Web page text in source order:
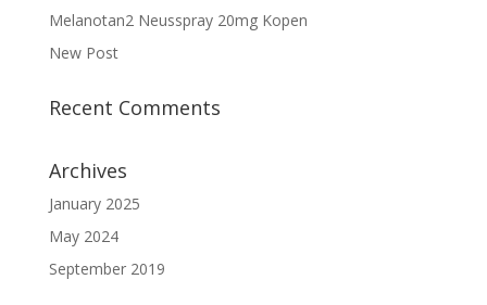
Melanotan2 Neusspray 20mg Kopen
New Post
Recent Comments
Archives
January 2025
May 2024
September 2019